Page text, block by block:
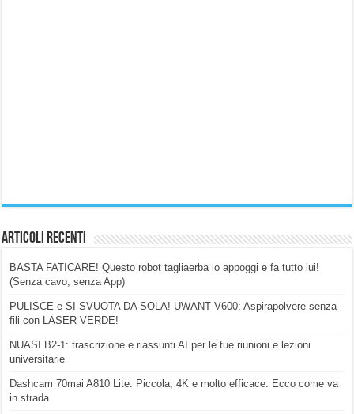
Articoli Recenti
BASTA FATICARE! Questo robot tagliaerba lo appoggi e fa tutto lui!
(Senza cavo, senza App)
PULISCE e SI SVUOTA DA SOLA! UWANT V600: Aspirapolvere senza
fili con LASER VERDE!
NUASI B2-1: trascrizione e riassunti AI per le tue riunioni e lezioni
universitarie
Dashcam 70mai A810 Lite: Piccola, 4K e molto efficace. Ecco come va
in strada